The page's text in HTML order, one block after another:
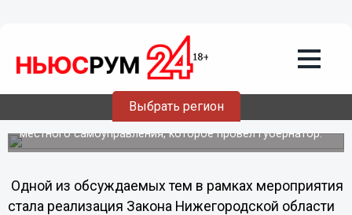
Выбрать регион
Земельные участки среди
многодетных семей будут
распределяться по жребию
Об этом сообщил министр государственного имущества
и земельных ресурсов Нижегородской области
Александр Макаров после совещания с главами
местного самоуправления, которое провел губернатор.
Одной из обсуждаемых тем в рамках мероприятия
стала реализация Закона Нижегородской области